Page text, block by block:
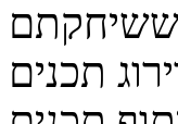
תכנים